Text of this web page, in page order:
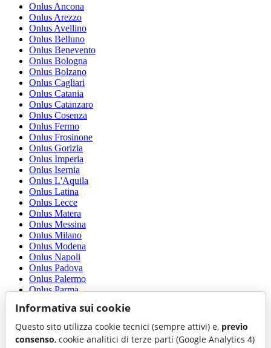
Onlus Ancona
Onlus Arezzo
Onlus Avellino
Onlus Belluno
Onlus Benevento
Onlus Bologna
Onlus Bolzano
Onlus Cagliari
Onlus Catania
Onlus Catanzaro
Onlus Cosenza
Onlus Fermo
Onlus Frosinone
Onlus Gorizia
Onlus Imperia
Onlus Isernia
Onlus L'Aquila
Onlus Latina
Onlus Lecce
Onlus Matera
Onlus Messina
Onlus Milano
Onlus Modena
Onlus Napoli
Onlus Padova
Onlus Palermo
Onlus Parma
Onlus Pescara
Onlus Pistoia
Onlus Pordenone
Onlus Rieti
Informativa sui cookie
Questo sito utilizza cookie tecnici (sempre attivi) e, previo
consenso, cookie analitici di terze parti (Google Analytics 4)